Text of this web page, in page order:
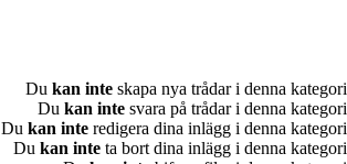
Du kan inte skapa nya trådar i denna kategori
Du kan inte svara på trådar i denna kategori
Du kan inte redigera dina inlägg i denna kategori
Du kan inte ta bort dina inlägg i denna kategori